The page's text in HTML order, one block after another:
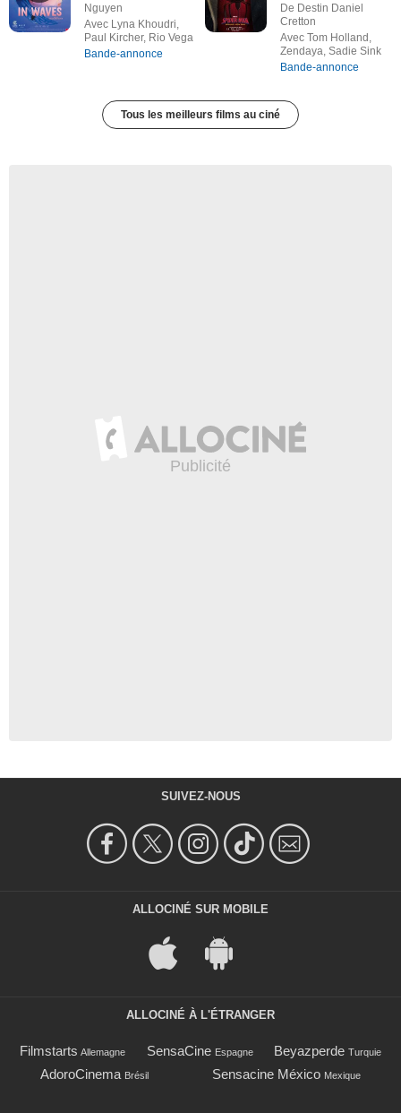
Nguyen
Avec Lyna Khoudri,
Paul Kircher, Rio Vega
Bande-annonce
De Destin Daniel
Cretton
Avec Tom Holland,
Zendaya, Sadie Sink
Bande-annonce
Tous les meilleurs films au ciné
SUIVEZ-NOUS
ALLOCINÉ SUR MOBILE
ALLOCINÉ À L'ÉTRANGER
Filmstarts Allemagne SensaCine Espagne Beyazperde Turquie
AdoroCinema Brésil Sensacine México Mexique